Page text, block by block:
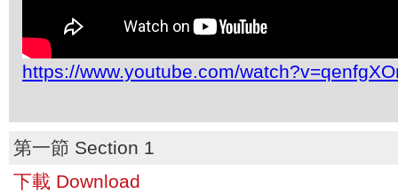
https://www.youtube.com/
第一節 Section 1
下載 Download